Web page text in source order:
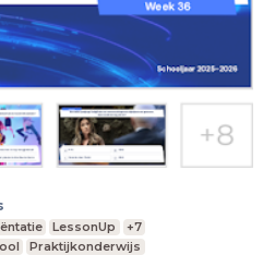
LessonUp
+7
Praktijkonderwijs